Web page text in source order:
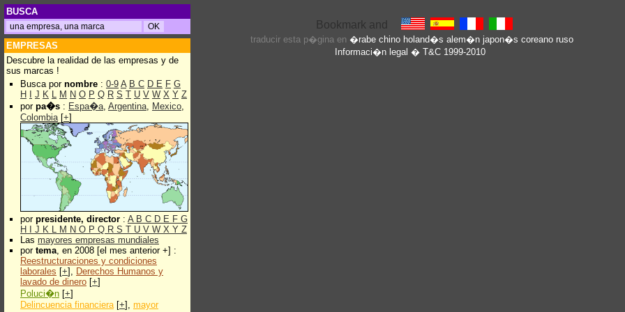
BUSCA
EMPRESAS
Descubre la realidad de las empresas y de
sus marcas !
Busca por nombre : 0-9 A B C D E F G
H
J K L M N O P Q R S T U V W X Y Z
por pa�s : Espa�a, Argentina, Mexico,
Colombia[+]
por presidente, director : A B C D E F G
H
J K L M N O P Q R S T U V W X Y Z
Las mayores empresas mundiales
por tema, en 2008 [el mes anterior +] :
Reestructuraciones y condiciones
laborales [+], Derechos Humanos y
lavado de dinero [+]
Poluci�n [+]
Delincuencia financiera[+], mayor
traducir esta p�gina en �rabe chino holand�s alem�n japon�s coreano ruso
Informaci�n legal � T&C 1999-2010